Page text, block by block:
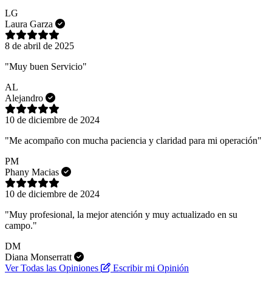
LG
Laura Garza
8 de abril de 2025
"Muy buen Servicio"
AL
Alejandro
10 de diciembre de 2024
"Me acompaño con mucha paciencia y claridad para mi operación"
PM
Phany Macias
10 de diciembre de 2024
"Muy profesional, la mejor atención y muy actualizado en su
campo."
DM
Diana Monserratt
Ver Todas las Opiniones
Escribir mi Opinión